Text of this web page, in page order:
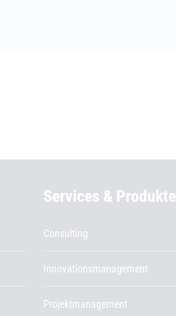
Services & Produkte
Consulting
Innovationsmanagement
Projektmanagement